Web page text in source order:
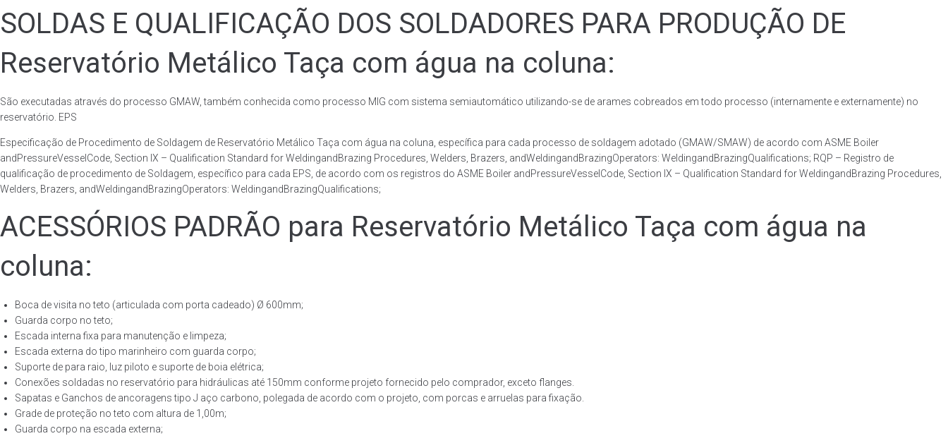
SOLDAS E QUALIFICAÇÃO DOS SOLDADORES PARA PRODUÇÃO DE
Reservatório Metálico Taça com água na coluna:
São executadas através do processo GMAW, também conhecida como processo MIG com sistema semiautomático utilizando-se de arames cobreados em todo processo (internamente e externamente) no
reservatório. EPS
Especificação de Procedimento de Soldagem de Reservatório Metálico Taça com água na coluna, específica para cada processo de soldagem adotado (GMAW/SMAW) de acordo com ASME Boiler
andPressureVesselCode, Section IX – Qualification Standard for WeldingandBrazing Procedures, Welders, Brazers, andWeldingandBrazingOperators: WeldingandBrazingQualifications; RQP – Registro de
qualificação de procedimento de Soldagem, específico para cada EPS, de acordo com os registros do ASME Boiler andPressureVesselCode, Section IX – Qualification Standard for WeldingandBrazing Procedures,
Welders, Brazers, andWeldingandBrazingOperators: WeldingandBrazingQualifications;
ACESSÓRIOS PADRÃO para Reservatório Metálico Taça com água na
coluna:
Boca de visita no teto (articulada com porta cadeado) Ø 600mm;
Guarda corpo no teto;
Escada interna fixa para manutenção e limpeza;
Escada externa do tipo marinheiro com guarda corpo;
Suporte de para raio, luz piloto e suporte de boia elétrica;
Conexões soldadas no reservatório para hidráulicas até 150mm conforme projeto fornecido pelo comprador, exceto flanges.
Sapatas e Ganchos de ancoragens tipo J aço carbono, polegada de acordo com o projeto, com porcas e arruelas para fixação.
Grade de proteção no teto com altura de 1,00m;
Guarda corpo na escada externa;